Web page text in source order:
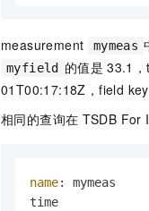
measurement mymeas
myfield 的值是 33.1
01T00:17:18Z，field key
相同的查询在 TSDB For
name: mymeas
time